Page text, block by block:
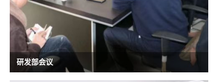
研发部会议